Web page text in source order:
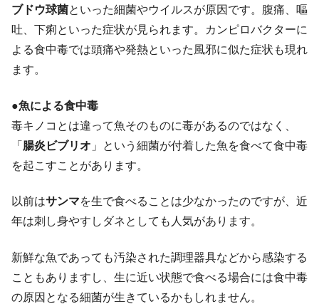
ブドウ球菌といった細菌やウイルスが原因です。腹痛、嘔
吐、下痢といった症状が見られます。カンピロバクターに
よる食中毒では頭痛や発熱といった風邪に似た症状も現れ
ます。
●魚による食中毒
毒キノコとは違って魚そのものに毒があるのではなく、
「 腸炎ビブリオ 」という細菌が付着した魚を食べて食中毒
を起こすことがあります。
以前はサンマを生で食べることは少なかったのですが、近
年は刺し身やすしダネとしても人気があります。
新鮮な魚であっても汚染された調理器具などから感染する
こともありますし、生に近い状態で食べる場合には食中毒
の原因となる細菌が生きているかもしれません。